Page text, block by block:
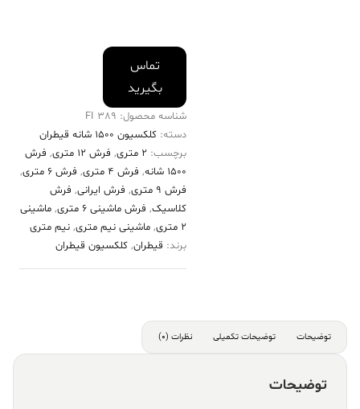
تماس
بگیرید
شناسه محصول: 389 FI
دسته: کلکسیون ۱۵۰۰ شانه قیطران
برچسب: 2 متری , فرش 12 متری , فرش
۱۵۰۰ شانه
, فرش 4 متری , فرش 6 متری
,
فرش 9 متری
, فرش ایرانی, فرش
کلاسیک, فرش ماشینی 6 متری , ماشینی
2 متری
, ماشینی نیم متری, نیم متری
برند: قیطران, کلکسیون قیطران
توضیحات توضیحات تکمیلی نظرات (0)
توضیحات